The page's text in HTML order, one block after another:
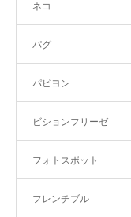
ネコ
パグ
パピヨン
ビションフリーゼ
フォトスポット
フレンチブル